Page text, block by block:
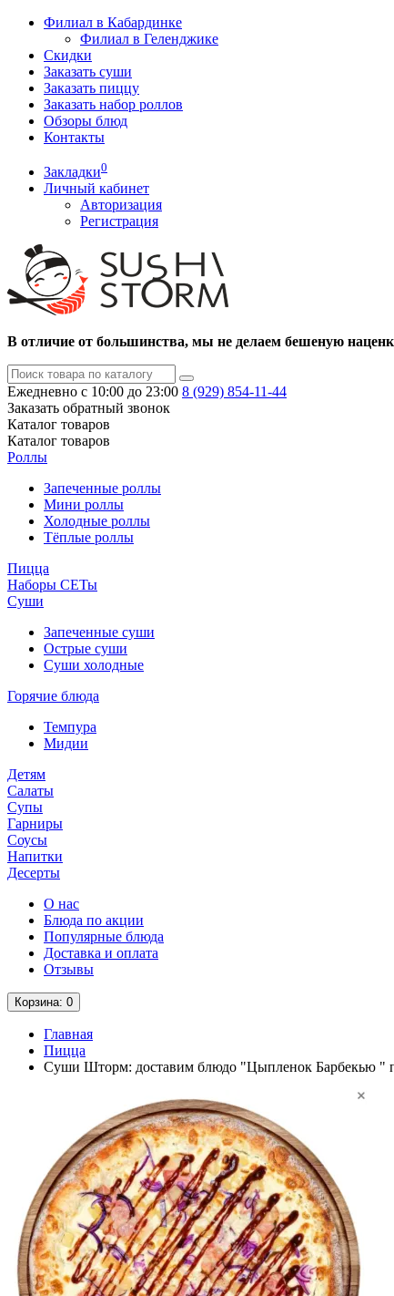
Филиал в Кабардинке
Филиал в Геленджике
Скидки
Заказать суши
Заказать пиццу
Заказать набор роллов
Обзоры блюд
Контакты
Закладки0
Личный кабинет
Авторизация
Регистрация
В отличие от большинства, мы не делаем бешеную
Ежедневно с 10:00 до 23:00 8 (929) 854-11-44
Заказать обратный звонок
Каталог товаров
Каталог товаров
Роллы
Запеченные роллы
Мини роллы
Холодные роллы
Тёплые роллы
Пицца
Наборы СЕТы
Суши
Запеченные суши
Острые суши
Суши холодные
Горячие блюда
Темпура
Мидии
Детям
Салаты
Супы
Гарниры
Соусы
Напитки
Десерты
О нас
Блюда по акции
Популярные блюда
Доставка и оплата
Отзывы
Корзина: 0
Главная
Пицца
Суши Шторм: доставим блюдо "Цыпленок Барбекью "